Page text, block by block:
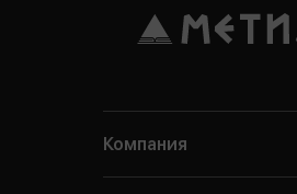
Компания